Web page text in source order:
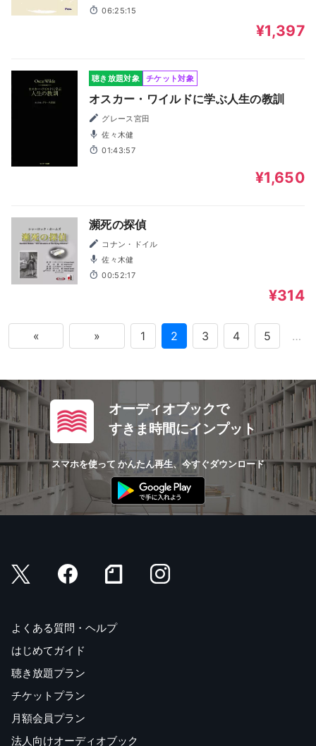
06:25:15
¥1,397
聴き放題対象 チケット対象
オスカー・ワイルドに学ぶ人生の教訓
グレース宮田
佐々木健
01:43:57
¥1,650
瀕死の探偵
コナン・ドイル
佐々木健
00:52:17
¥314
« » 1 2 3 4 5 …
オーディオブックで
すきま時間にインプット
スマホを使って かんたん再生、今すぐダウンロード
よくある質問・ヘルプ
はじめてガイド
聴き放題プラン
チケットプラン
月額会員プラン
法人向けオーディオブック